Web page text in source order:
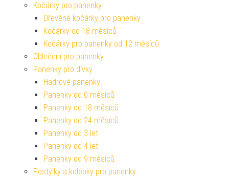
Kočárky pro panenky
Dřevěné kočárky pro panenky
Kočárky od 18 měsíců
Kočárky pro panenky od 12 měsíců
Oblečení pro panenky
Panenky pro dívky
Hadrové panenky
Panenky od 0 měsíců
Panenky od 18 měsíců
Panenky od 24 měsíců
Panenky od 3 let
Panenky od 4 let
Panenky od 9 měsíců
Postýlky a kolébky pro panenky